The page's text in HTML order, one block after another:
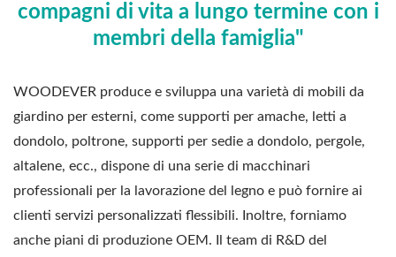
compagni di vita a lungo termine con i
membri della famiglia"
WOODEVER produce e sviluppa una varietà di mobili da
giardino per esterni, come supporti per amache, letti a
dondolo, poltrone, supporti per sedie a dondolo, pergole,
altalene, ecc., dispone di una serie di macchinari
professionali per la lavorazione del legno e può fornire ai
clienti servizi personalizzati flessibili. Inoltre, forniamo
anche piani di produzione OEM. Il team di R&D del